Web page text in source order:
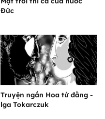
Đức
Truyện ngắn Hoa tử đằng -
lga Tokarczuk